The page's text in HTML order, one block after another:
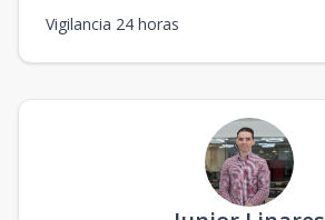
Vigilancia 24 horas